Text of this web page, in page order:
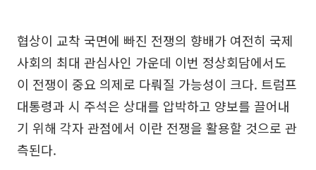
협상이 교착 국면에 빠진 전쟁의 향배가 여전히 국제
사회의 최대 관심사인 가운데 이번 정상회담에서도
이 전쟁이 중요 의제로 다뤄질 가능성이 크다. 트럼프
대통령과 시 주석은 상대를 압박하고 양보를 끌어내
기 위해 각자 관점에서 이란 전쟁을 활용할 것으로 관
측된다.